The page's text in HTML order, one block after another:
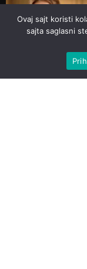
Ovaj sajt koristi
sajta saglasni